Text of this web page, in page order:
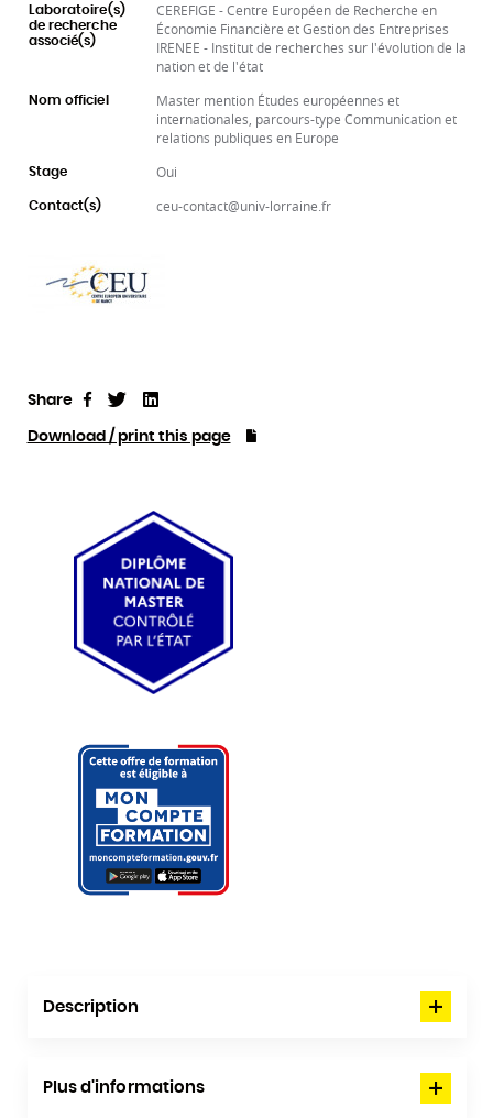
Laboratoire(s)
de recherche
associé(s)
CEREFIGE - Centre Européen de Recherche en
Économie Financière et Gestion des Entreprises
IRENEE - Institut de recherches sur l'évolution de la
nation et de l'état
Nom officiel
Master mention Études européennes et
internationales, parcours-type Communication et
relations publiques en Europe
Stage Oui
Contact(s) ceu-contact@univ-lorraine.fr
Share ShareTweet
Download / print this page
Description
Plus d'informations